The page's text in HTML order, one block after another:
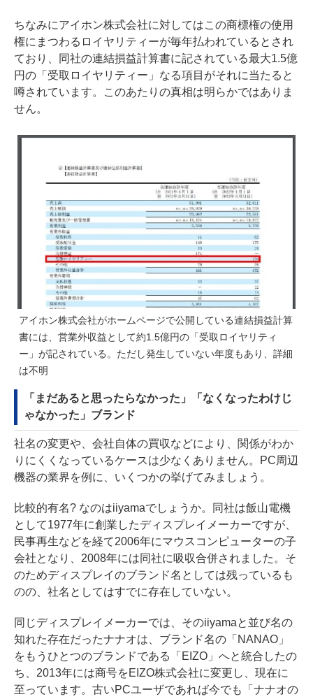
ちなみにアイホン株式会社に対してはこの商標権の使用
権にまつわるロイヤリティーが毎年払われているとされ
ており、同社の連結損益計算書に記されている最大1.5億
円の「受取ロイヤリティー」なる項目がそれに当たると
噂されています。このあたりの真相は明らかではありま
せん。
アイホン株式会社がホームページで公開している連結損益計算
書には、営業外収益として約1.5億円の「受取ロイヤリティ
ー」が記されている。ただし発生していない年度もあり、詳細
は不明
「まだあると思ったらなかった」「なくなったわけじ
ゃなかった」ブランド
社名の変更や、会社自体の買収などにより、関係がわか
りにくくなっているケースは少なくありません。PC周辺
機器の業界を例に、いくつかの挙げてみましょう。
比較的有名? なのはiiyamaでしょうか。同社は飯山電機
として1977年に創業したディスプレイメーカーですが、
民事再生などを経て2006年にマウスコンピューターの子
会社となり、2008年には同社に 吸収合併されました 。そ
のためディスプレイのブランド名としては残っているも
のの、社名としてはすでに存在していない。
同じディスプレイメーカーでは、そのiiyamaと並び名の
知れた存在だったナナオは、ブランド名の「NANAO」
をもうひとつのブランドである「EIZO」へと統合したの
ち、2013年には商号をEIZO株式会社に変更 し、現在に
至っています。古いPCユーザであれば今でも「ナナオの